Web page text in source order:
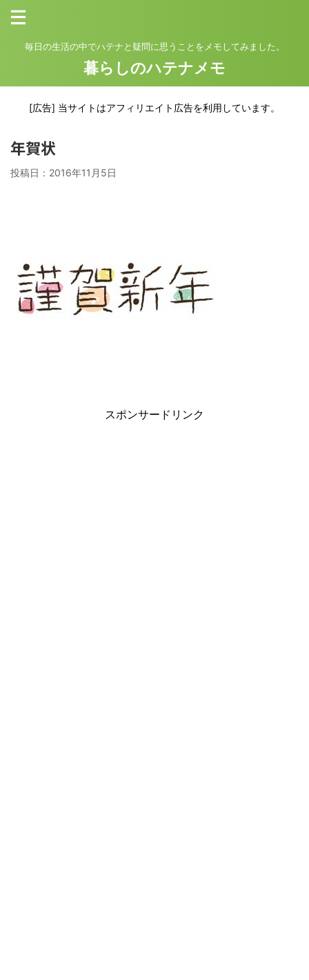
毎日の生活の中でハテナと疑問に思うことをメモしてみました。
暮らしのハテナメモ
[広告] 当サイトはアフィリエイト広告を利用しています。
年賀状
投稿日： 2016年11月5日
スポンサードリンク